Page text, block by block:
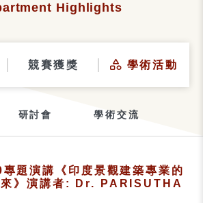
Highlights
競賽獲獎 學術活動
研討會 學術交流
題演講《印度景觀建築專業的
來》演講者: Dr. PARISUTHA